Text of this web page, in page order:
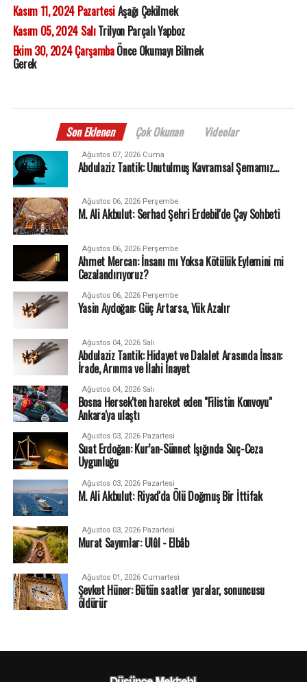
Kasım 11, 2024 PazartesiAşağı Çekilmek
Kasım 05, 2024 SalıTrilyon Parçalı Yapboz
Ekim 30, 2024 ÇarşambaÖnce Okumayı Bilmek
Gerek
Son Eklenen Çok Okunan Videolar
Ağustos 07, 2026 Cuma
Abdulaziz Tantik: Unutulmuş Kavramsal Şemamız…
Ağustos 06, 2026 Perşembe
M. Ali Akbulut: Serhad Şehri Erdebil'de Çay Sohbeti
Ağustos 06, 2026 Perşembe
Ahmet Mercan: İnsanı mı Yoksa Kötülük Eylemini mi
Cezalandırıyoruz?
Ağustos 06, 2026 Perşembe
Yasin Aydoğan: Güç Artarsa, Yük Azalır
Ağustos 04, 2026 Salı
Abdulaziz Tantik: Hidayet ve Dalalet Arasında İnsan:
İrade, Arınma ve İlahi İnayet
Ağustos 04, 2026 Salı
Bosna Hersek'ten hareket eden "Filistin Konvoyu"
Ankara'ya ulaştı
Ağustos 03, 2026 Pazartesi
Suat Erdoğan: Kur’an-Sünnet Işığında Suç-Ceza
Uygunluğu
Ağustos 03, 2026 Pazartesi
M. Ali Akbulut: Riyad'da Ölü Doğmuş Bir İttifak
Ağustos 03, 2026 Pazartesi
Murat Sayımlar: Ulûl - Elbâb
Ağustos 01, 2026 Cumartesi
Şevket Hüner: Bütün saatler yaralar, sonuncusu
öldürür